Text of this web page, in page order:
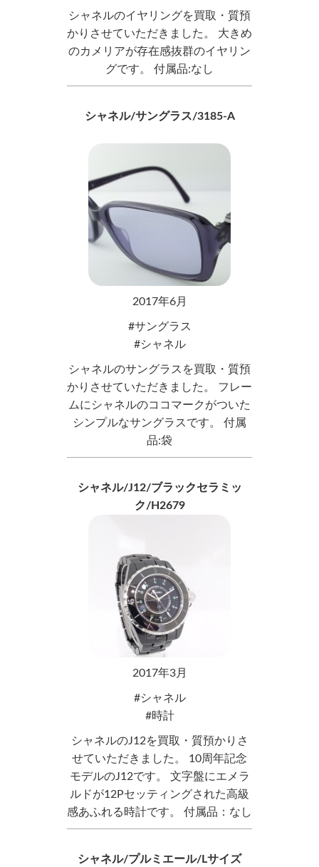
シャネルのイヤリングを買取・質預
かりさせていただきました。 大きめ
のカメリアが存在感抜群のイヤリン
グです。 付属品:なし
シャネル/サングラス/3185-A
2017年6月
サングラス
シャネル
シャネルのサングラスを買取・質預
かりさせていただきました。 フレー
ムにシャネルのココマークがついた
シンプルなサングラスです。 付属
品:袋
シャネル/J12/ブラックセラミッ
ク/H2679
2017年3月
シャネル
時計
シャネルのJ12を買取・質預かりさ
せていただきました。 10周年記念
モデルのJ12です。 文字盤にエメラ
ルドが12Pセッティングされた高級
感あふれる時計です。 付属品：なし
シャネル/プルミエール/Lサイズ